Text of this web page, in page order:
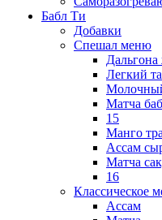
Бабл Ти
Добавки
Спешал меню
Легкий
Матча
15
Манго
Ассам
Матча
16
Классическое
Ассам